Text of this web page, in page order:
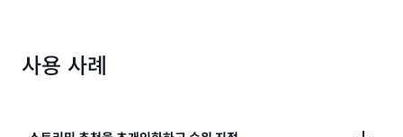
정합니다.
선하고 관련성 및 참여도가 더 높은 다양한 콘텐츠를 만
형 추천 및 정교한 경험을 제공하여 시장 동향을 파악하
사용 사례